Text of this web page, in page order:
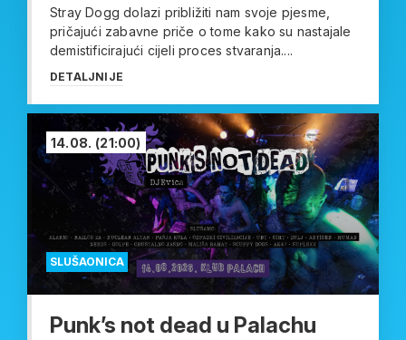
Stray Dogg dolazi približiti nam svoje pjesme,
pričajući zabavne priče o tome kako su nastajale
demistificirajući cijeli proces stvaranja....
DETALJNIJE
SLUŠAONICA
14.08. (21:00)
Punk’s not dead u Palachu